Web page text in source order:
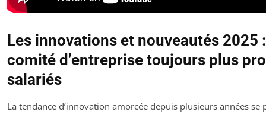
Les innovations et nouveautés 2025
comité d’entreprise toujours plus
salariés
La tendance d’innovation amorcée depuis plusieurs années se